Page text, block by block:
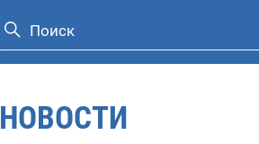
НОВОСТИ